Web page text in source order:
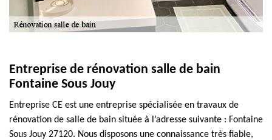
Entreprise de rénovation salle de bain
Fontaine Sous Jouy
Entreprise CE est une entreprise spécialisée en travaux de
rénovation de salle de bain située à l’adresse suivante : Fontaine
Sous Jouy 27120. Nous disposons une connaissance très fiable,